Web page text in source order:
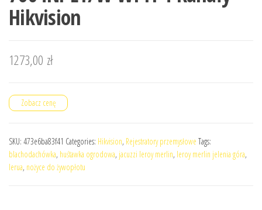
Hikvision
1273,00 zł
Zobacz cenę
SKU: 473e6ba83f41 Categories: Hikvision, Rejestratory przemysłowe Tags:
blachodachówka, huśtawka ogrodowa, jacuzzi leroy merlin, leroy merlin jelenia góra,
lerua, nożyce do żywopłotu